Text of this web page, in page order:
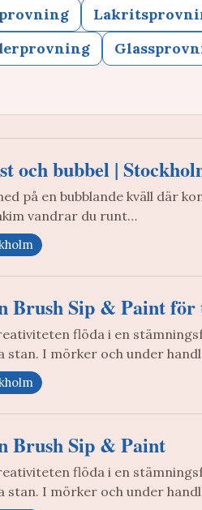
och bubbel |
på en bubblande kväll där
vandrar du runt…
Brush Sip & Paint för
flöda i en
stan. I mörker och under
Brush Sip & Paint
flöda i en
stan. I mörker och under